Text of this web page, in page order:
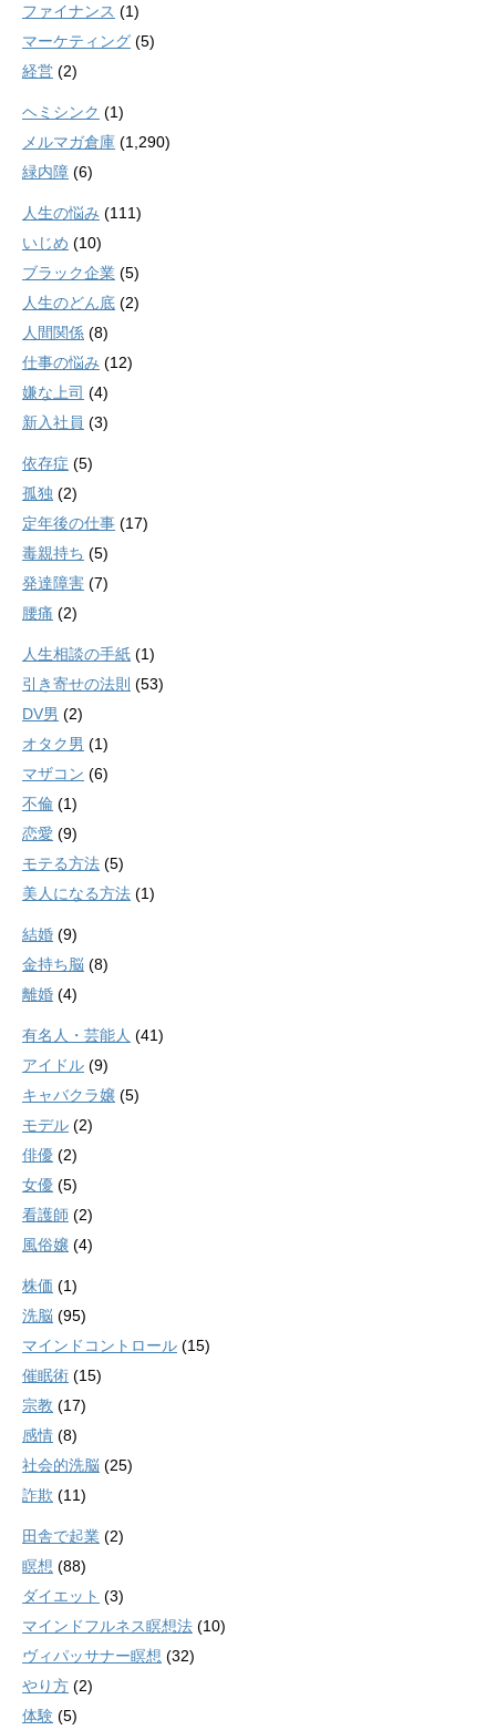
ファイナンス (1)
マーケティング (5)
経営 (2)
ヘミシンク (1)
メルマガ倉庫 (1,290)
緑内障 (6)
人生の悩み (111)
いじめ (10)
ブラック企業 (5)
人生のどん底 (2)
人間関係 (8)
仕事の悩み (12)
嫌な上司 (4)
新入社員 (3)
依存症 (5)
孤独 (2)
定年後の仕事 (17)
毒親持ち (5)
発達障害 (7)
腰痛 (2)
人生相談の手紙 (1)
引き寄せの法則 (53)
DV男 (2)
オタク男 (1)
マザコン (6)
不倫 (1)
恋愛 (9)
モテる方法 (5)
美人になる方法 (1)
結婚 (9)
金持ち脳 (8)
離婚 (4)
有名人・芸能人 (41)
アイドル (9)
キャバクラ嬢 (5)
モデル (2)
俳優 (2)
女優 (5)
看護師 (2)
風俗嬢 (4)
株価 (1)
洗脳 (95)
マインドコントロール (15)
催眠術 (15)
宗教 (17)
感情 (8)
社会的洗脳 (25)
詐欺 (11)
田舎で起業 (2)
瞑想 (88)
ダイエット (3)
マインドフルネス瞑想法 (10)
ヴィパッサナー瞑想 (32)
やり方 (2)
体験 (5)